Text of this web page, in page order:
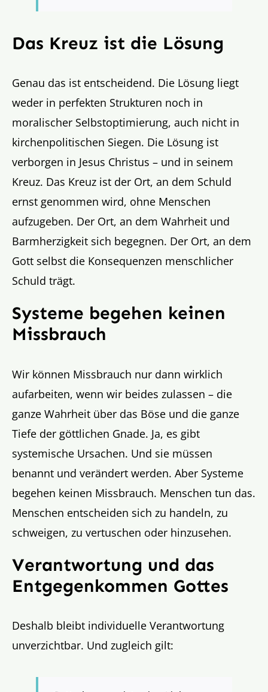
Das Kreuz ist die Lösung
Genau das ist entscheidend. Die Lösung liegt
weder in perfekten Strukturen noch in
moralischer Selbstoptimierung, auch nicht in
kirchenpolitischen Siegen. Die Lösung ist
verborgen in Jesus Christus – und in seinem
Kreuz. Das Kreuz ist der Ort, an dem Schuld
ernst genommen wird, ohne Menschen
aufzugeben. Der Ort, an dem Wahrheit und
Barmherzigkeit sich begegnen. Der Ort, an dem
Gott selbst die Konsequenzen menschlicher
Schuld trägt.
Systeme begehen keinen
Missbrauch
Wir können Missbrauch nur dann wirklich
aufarbeiten, wenn wir beides zulassen – die
ganze Wahrheit über das Böse und die ganze
Tiefe der göttlichen Gnade. Ja, es gibt
systemische Ursachen. Und sie müssen
benannt und verändert werden. Aber Systeme
begehen keinen Missbrauch. Menschen tun das.
Menschen entscheiden sich zu handeln, zu
schweigen, zu vertuschen oder hinzusehen.
Verantwortung und das
Entgegenkommen Gottes
Deshalb bleibt individuelle Verantwortung
unverzichtbar. Und zugleich gilt: